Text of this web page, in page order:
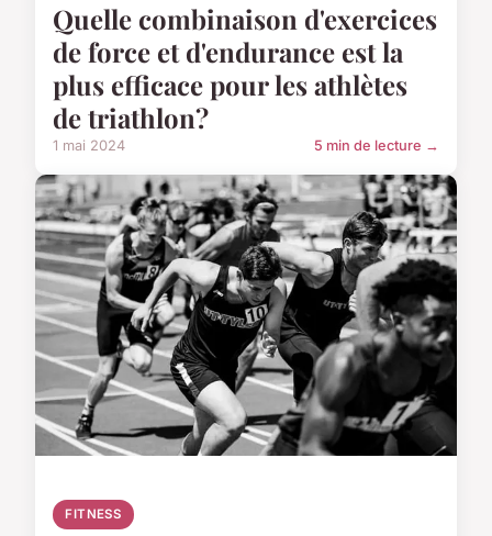
Quelle combinaison d'exercices
de force et d'endurance est la
plus efficace pour les athlètes
de triathlon?
1 mai 2024 5 min de lecture →
FITNESS